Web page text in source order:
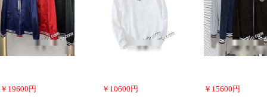
￥ 19600 円 ￥ 10600 円 ￥ 15600 円